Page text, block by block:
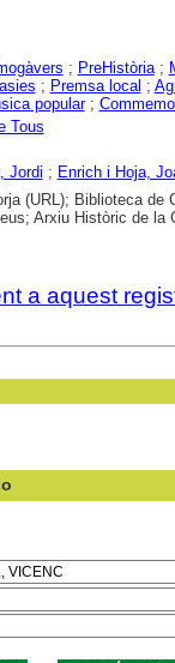
; PreHistòria;
; Premsa local ;
popular;
Tous
Jordi ; Enrich i Hoja,
(URL); Biblioteca de
Arxiu Històric de la
a aquest